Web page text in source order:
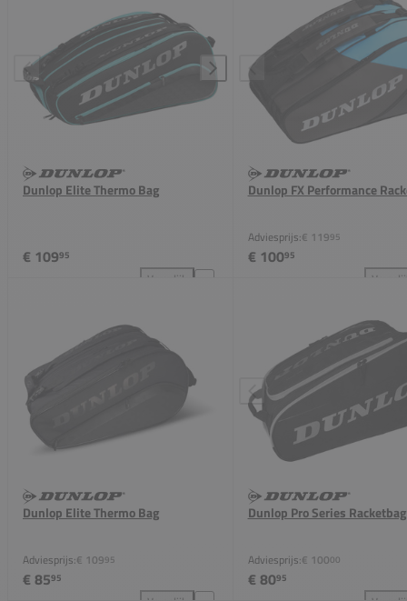
Dunlop Elite Thermo Bag
€ 10995
Vergelijk
Dunlop FX Performance
Adviesprijs:€ 11995
€ 10095
Dunlop Elite Thermo Bag
Adviesprijs:€ 10995
€ 8595
Dunlop Pro Series Racketbag
Adviesprijs:€ 10000
€ 8095